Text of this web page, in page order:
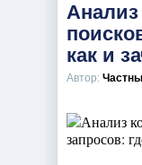
Анализ
как и
Автор: